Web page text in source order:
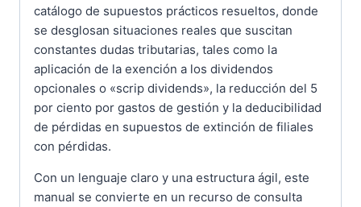
catálogo de supuestos prácticos resueltos, donde
se desglosan situaciones reales que suscitan
constantes dudas tributarias, tales como la
aplicación de la exención a los dividendos
opcionales o «scrip dividends», la reducción del 5
por ciento por gastos de gestión y la deducibilidad
de pérdidas en supuestos de extinción de filiales
con pérdidas.
Con un lenguaje claro y una estructura ágil, este
manual se convierte en un recurso de consulta